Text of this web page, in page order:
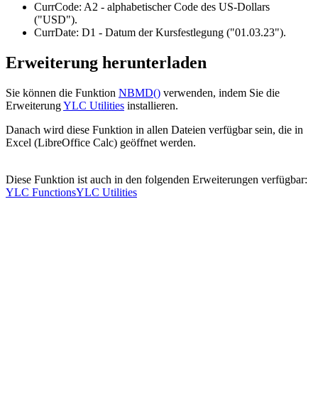
CurrCode: A2 - alphabetischer Code des US-Dollars
("USD").
CurrDate: D1 - Datum der Kursfestlegung ("01.03.23").
Erweiterung herunterladen
Sie können die Funktion NBMD() verwenden, indem Sie die
ErweiterungYLC Utilities installieren.
Danach wird diese Funktion in allen Dateien verfügbar sein, die in
Excel (LibreOffice Calc) geöffnet werden.
Diese Funktion ist auch in den folgenden Erweiterungen verfügbar:
YLC FunctionsYLC Utilities